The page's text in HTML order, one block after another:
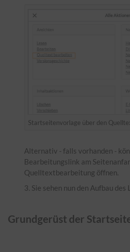
Startseitenvorlage über den
Alternativ - falls vorhanden -
Bearbeitungslink am
Quelltextbearbeitung öffnen.
Sie sehen nun den Aufbau des
Grundgerüst der